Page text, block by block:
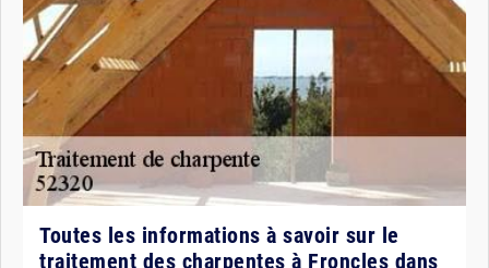
Toutes les informations à savoir sur le
traitement des charpentes à Froncles dans